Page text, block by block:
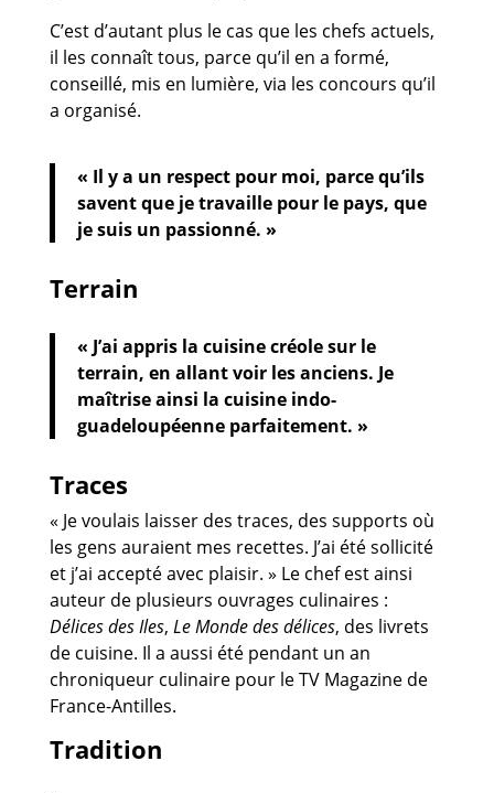
C’est d’autant plus le cas que les chefs actuels,
il les connaît tous, parce qu’il en a formé,
conseillé, mis en lumière, via les concours qu’il
a organisé.
« Il y a un respect pour moi, parce qu’ils
savent que je travaille pour le pays, que
je suis un passionné. »
Terrain
« J’ai appris la cuisine créole sur le
terrain, en allant voir les anciens. Je
maîtrise ainsi la cuisine indo-
guadeloupéenne parfaitement. »
Traces
« Je voulais laisser des traces, des supports où
les gens auraient mes recettes. J’ai été sollicité
et j’ai accepté avec plaisir. » Le chef est ainsi
auteur de plusieurs ouvrages culinaires :
Délices des Iles, Le Monde des délices, des livrets
de cuisine. Il a aussi été pendant un an
chroniqueur culinaire pour le TV Magazine de
France-Antilles.
Tradition